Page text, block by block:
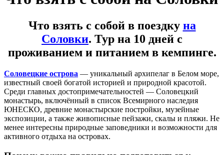
Что взять с собой в поездку на
Соловки. Тур на 10 дней с
проживанием и питанием в кемпинге.
Соловецкие острова — уникальный архипелаг в Белом море,
известный своей богатой историей и природной красотой.
Среди главных достопримечательностей — Соловецкий
монастырь, включённый в список Всемирного наследия
ЮНЕСКО, древние монастырские постройки, музейные
экспозиции, а также живописные пейзажи, скалы и пляжи. Не
менее интересны природные заповедники и возможности для
активного отдыха на островах.